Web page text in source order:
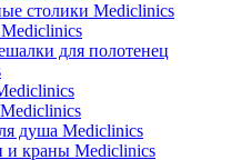
столики Mediclinics
для полотенец
душа Mediclinics
и краны Mediclinics